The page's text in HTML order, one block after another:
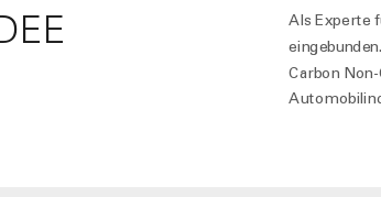
Als Experte
Carbon